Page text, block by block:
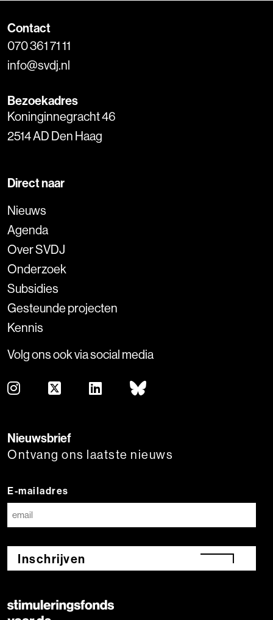
Contact
070 361 71 11
info@svdj.nl
Bezoekadres
Koninginnegracht 46
2514 AD Den Haag
Direct naar
Nieuws
Agenda
Over SVDJ
Onderzoek
Subsidies
Gesteunde projecten
Kennis
Volg ons ook via social media
Nieuwsbrief
Ontvang ons laatste nieuws
E-mailadres
Inschrijven